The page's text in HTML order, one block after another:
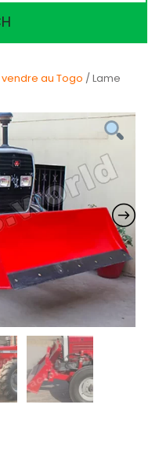
au Togo / Lame